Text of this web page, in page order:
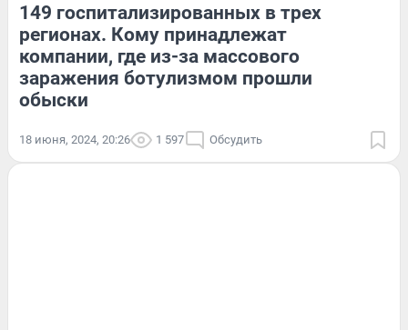
149 госпитализированных в трех
регионах. Кому принадлежат
компании, где из-за массового
заражения ботулизмом прошли
обыски
18 июня, 2024, 20:26 1 597 Обсудить